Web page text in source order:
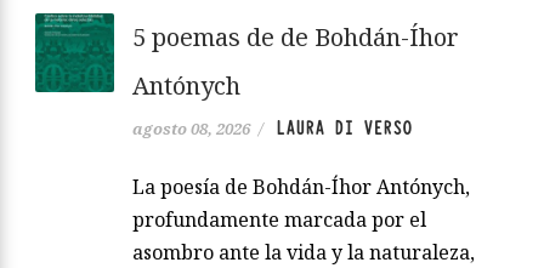
5 poemas de de Bohdán-Íhor
Antónych
agosto 08, 2026 / LAURA DI VERSO
La poesía de Bohdán-Íhor Antónych,
profundamente marcada por el
asombro ante la vida y la naturaleza,